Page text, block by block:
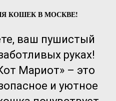
КОШЕК В МОСКВЕ!
ваш пушистый
руках!
Мариот» – это
и уютное